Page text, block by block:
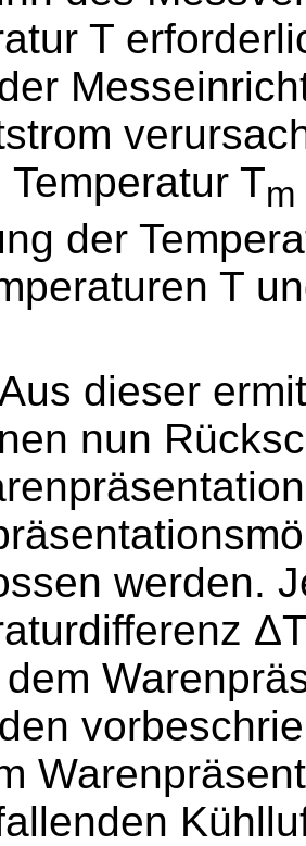
T
Temperatur Tm
der
T
dieser
nun
werden.